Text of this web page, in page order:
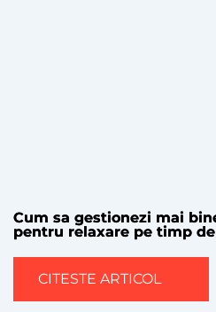
Cum sa gestionezi mai
pentru relaxare pe timp
CITESTE ARTICOL